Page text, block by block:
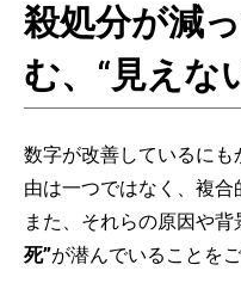
殺処分が減
む、“見えな
数字が改善しているに
由は一つではなく、複合
また、それらの原因や背
死”が潜んでいることを